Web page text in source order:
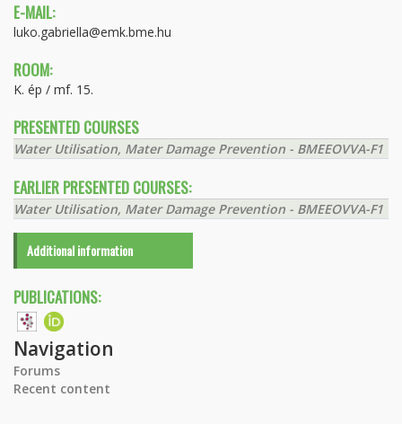
E-MAIL:
luko.gabriella@emk.bme.hu
ROOM:
K. ép / mf. 15.
PRESENTED COURSES
Water Utilisation, Mater Damage Prevention - BMEEOVVA-F1
EARLIER PRESENTED COURSES:
Water Utilisation, Mater Damage Prevention - BMEEOVVA-F1
Additional information
PUBLICATIONS:
Navigation
Forums
Recent content